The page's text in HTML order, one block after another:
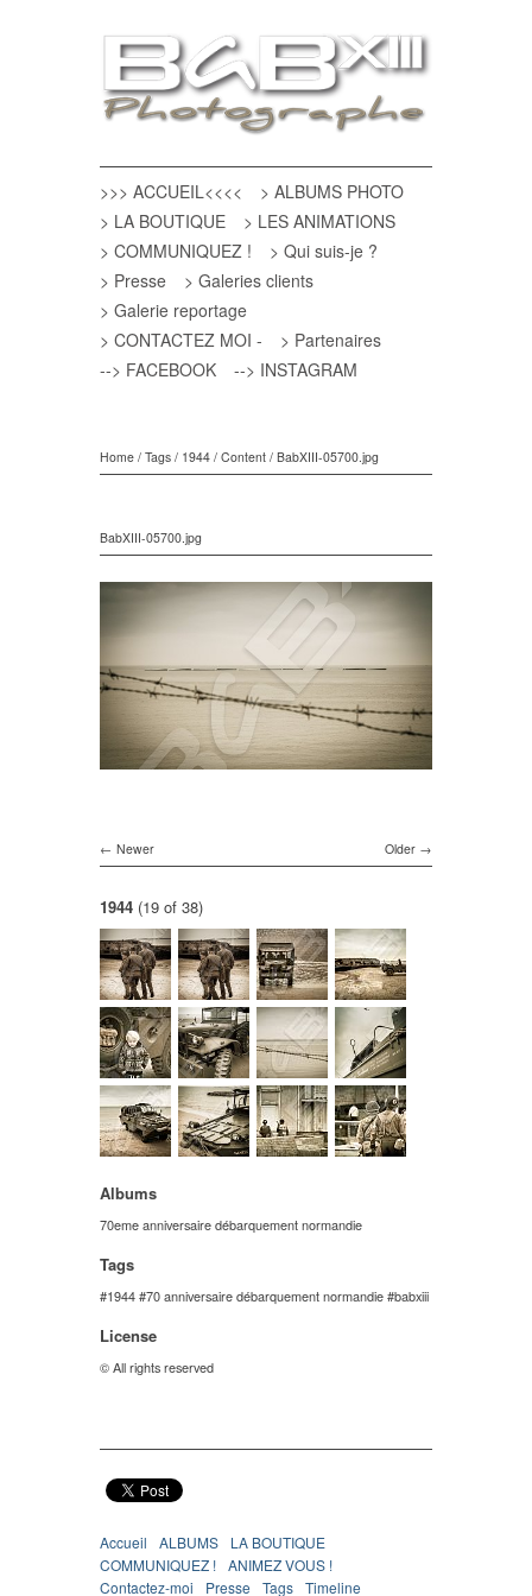
>>> ACCUEIL<<<<
> ALBUMS PHOTO
> LA BOUTIQUE
> LES ANIMATIONS
> COMMUNIQUEZ !
> Qui suis-je ?
> Presse
> Galeries clients
> Galerie reportage
> CONTACTEZ MOI -
> Partenaires
--> FACEBOOK
--> INSTAGRAM
Home / Tags / 1944 / Content / BabXIII-05700.jpg
BabXIII-05700.jpg
Older
Newer
1944 (19 of 38)
Albums
70eme anniversaire débarquement normandie
Tags
1944 70 anniversaire débarquement normandie babxiii
License
© All rights reserved
Accueil ALBUMS
LA BOUTIQUE
COMMUNIQUEZ ! ANIMEZ VOUS !
Contactez-moi
Presse Tags Timeline